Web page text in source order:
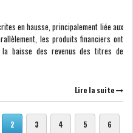
en hausse, principalement liée aux
les produits financiers ont
baisse des revenus des titres de
Lire la suite
2 3 4 5 6